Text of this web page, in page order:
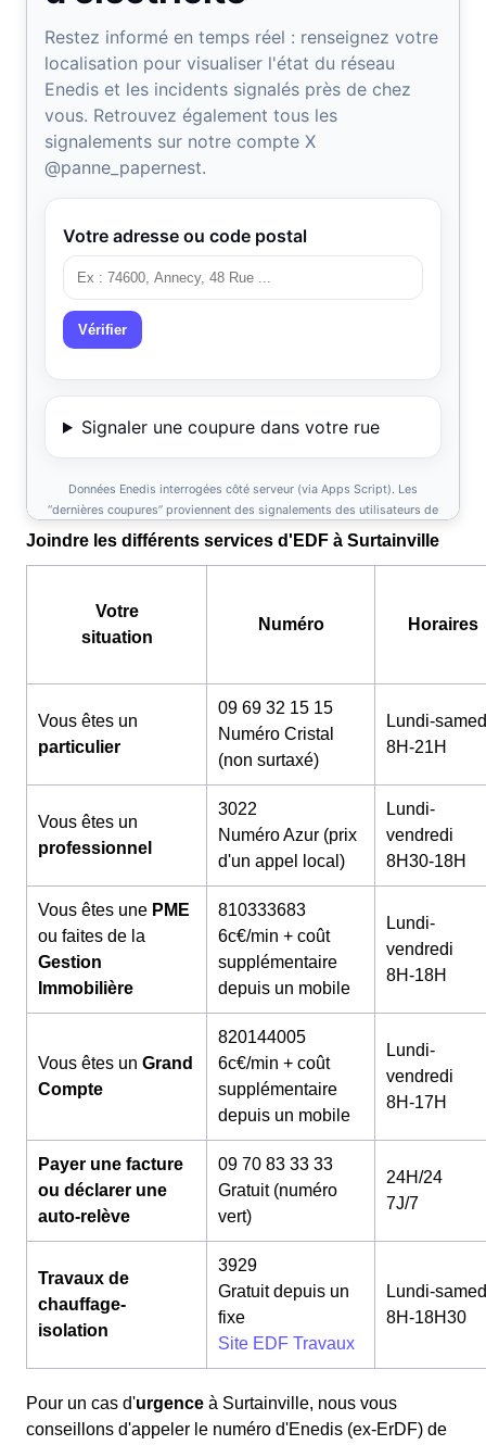
Joindre les différents services d'EDF à Surtainville
Votre
situation
Numéro Horaires
Vous êtes un
particulier
09 69 32 15 15
Numéro Cristal
(non surtaxé)
Lundi-
8H-21H
Vous êtes un
professionnel
3022
Numéro Azur (prix
d'un appel local)
Lundi-
vendredi
8H30-18H
Vous êtes une PME
ou faites de la
Gestion
Immobilière
810333683
6c€/min + coût
supplémentaire
depuis un mobile
Lundi-
vendredi
8H-18H
Vous êtes un Grand
Compte
820144005
6c€/min + coût
supplémentaire
depuis un mobile
Lundi-
vendredi
8H-17H
Payer une facture
ou déclarer une
auto-relève
09 70 83 33 33
Gratuit (numéro
vert)
24H/24
7J/7
Travaux de
chauffage-
isolation
3929
Gratuit depuis un
fixe
Site EDF Travaux
Lundi-
8H-18H30
Pour un cas d'urgence à Surtainville, nous vous
conseillons d'appeler le numéro d'Enedis (ex-ErDF) de